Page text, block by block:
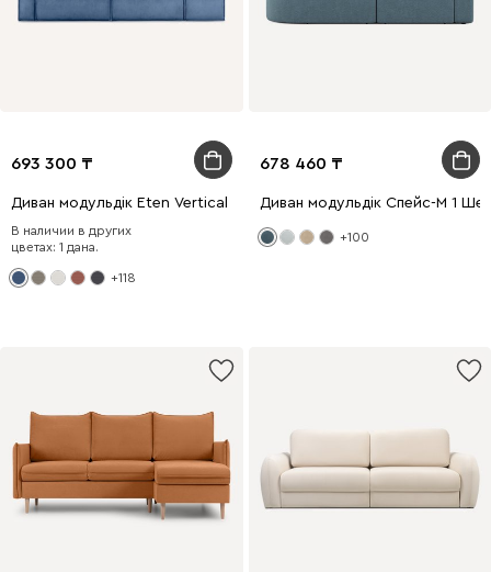
693 300
Диван модульдік Eten Vertical Jeans
В наличии в других
цветах: 1 дана.
+118
678 460
Диван модульдік Спейс-М 1
+100